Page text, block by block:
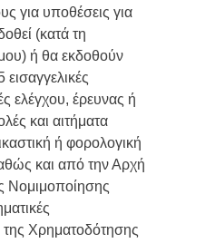
για υποθέσεις για
(κατά τη
ή θα εκδοθούν
εισαγγελικές
ελέγχου, έρευνας ή
και αιτήματα
ή φορολογική
και από την Αρχή
Νομιμοποίησης
της Χρηματοδότησης